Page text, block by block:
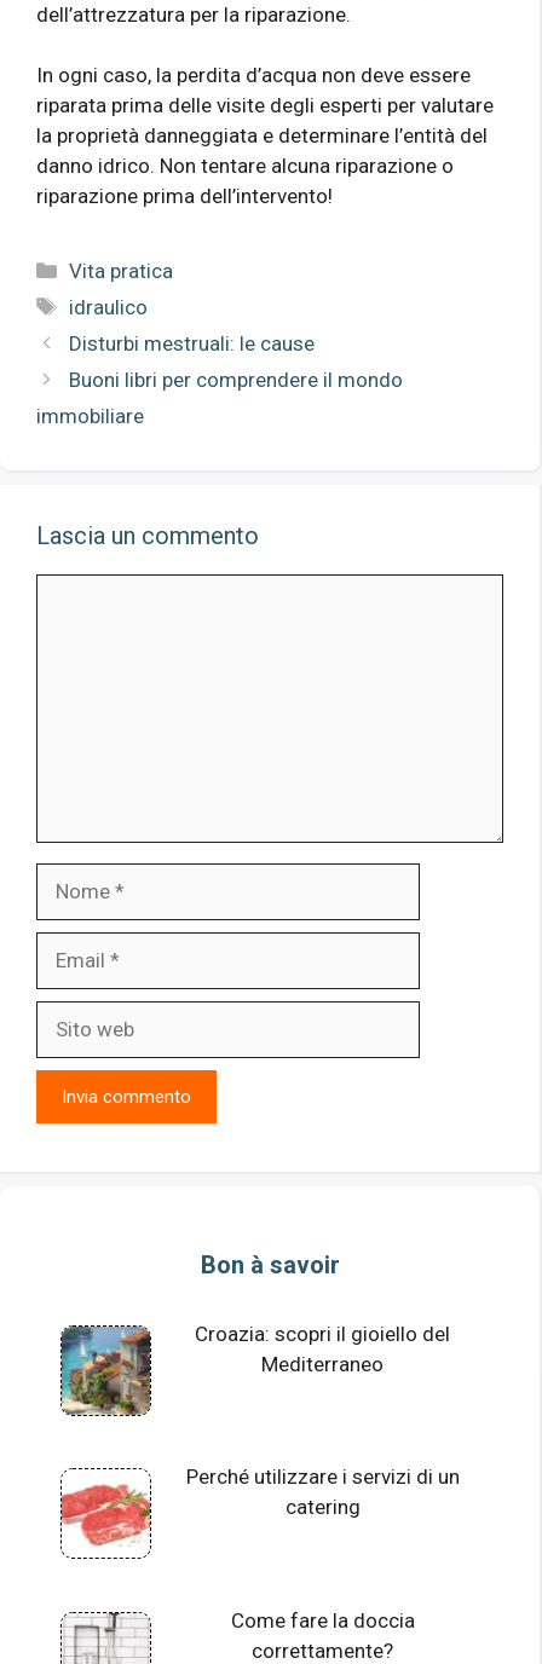
dell’attrezzatura per la riparazione.
In ogni caso, la perdita d’acqua non deve essere
riparata prima delle visite degli esperti per valutare
la proprietà danneggiata e determinare l’entità del
danno idrico. Non tentare alcuna riparazione o
riparazione prima dell’intervento!
Categorie
Vita pratica
Tag
idraulico
Disturbi mestruali: le cause
Buoni libri per comprendere il mondo
immobiliare
Lascia un commento
Bon à savoir
Croazia: scopri il gioiello del
Mediterraneo
Perché utilizzare i servizi di un
catering
Come fare la doccia
correttamente?